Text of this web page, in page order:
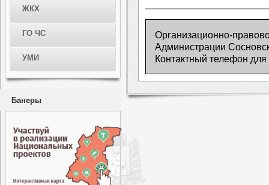
ЖКХ
ГО ЧС
УМИ
Банеры
Организационно-
Администрации
Контактный телефон